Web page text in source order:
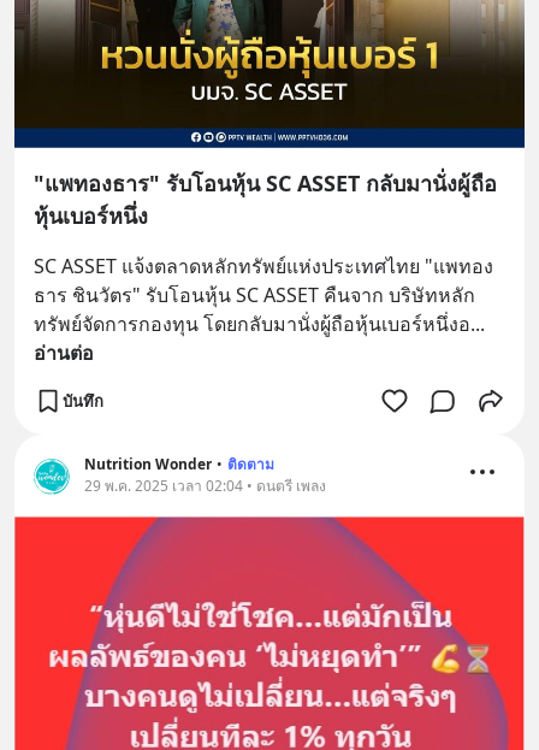
"แพทองธาร" รับโอนหุ้น SC ASSET กลับมานั่งผู้ถือ
หุ้นเบอร์หนึ่ง
SC ASSET แจ้งตลาดหลักทรัพย์แห่งประเทศไทย "แพทอง
ธาร ชินวัตร" รับโอนหุ้น SC ASSET คืนจาก บริษัทหลัก
ทรัพย์จัดการกองทุน โดยกลับมานั่งผู้ถือหุ้นเบอร์หนึ่งอ
อ่านต่อ
บันทึก
Nutrition Wonder • ติดตาม
29 พ.ค. 2025 เวลา 02:04 • ดนตรี เพลง